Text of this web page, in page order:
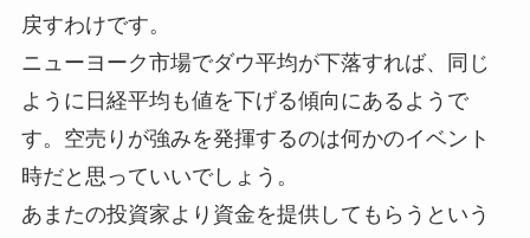
戻すわけです。
ニューヨーク市場でダウ平均が下落すれば、同じ
ように日経平均も値を下げる傾向にあるようで
す。空売りが強みを発揮するのは何かのイベント
時だと思っていいでしょう。
あまたの投資家より資金を提供してもらうという